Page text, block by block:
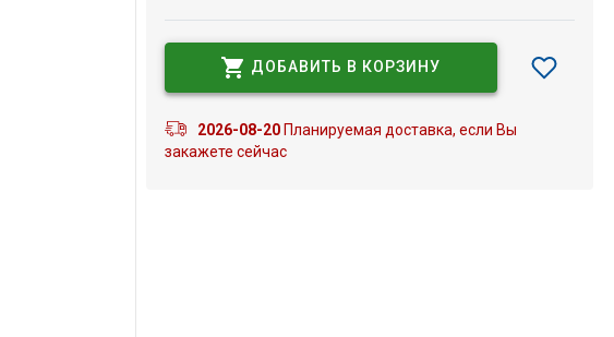
ДОБАВИТЬ В КОРЗИНУ
2026-08-20Планируемая доставка, если Вы
закажете сейчас